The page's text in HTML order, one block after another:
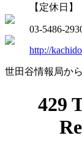
【定休日
03-5486-
http://
世田谷情報局か